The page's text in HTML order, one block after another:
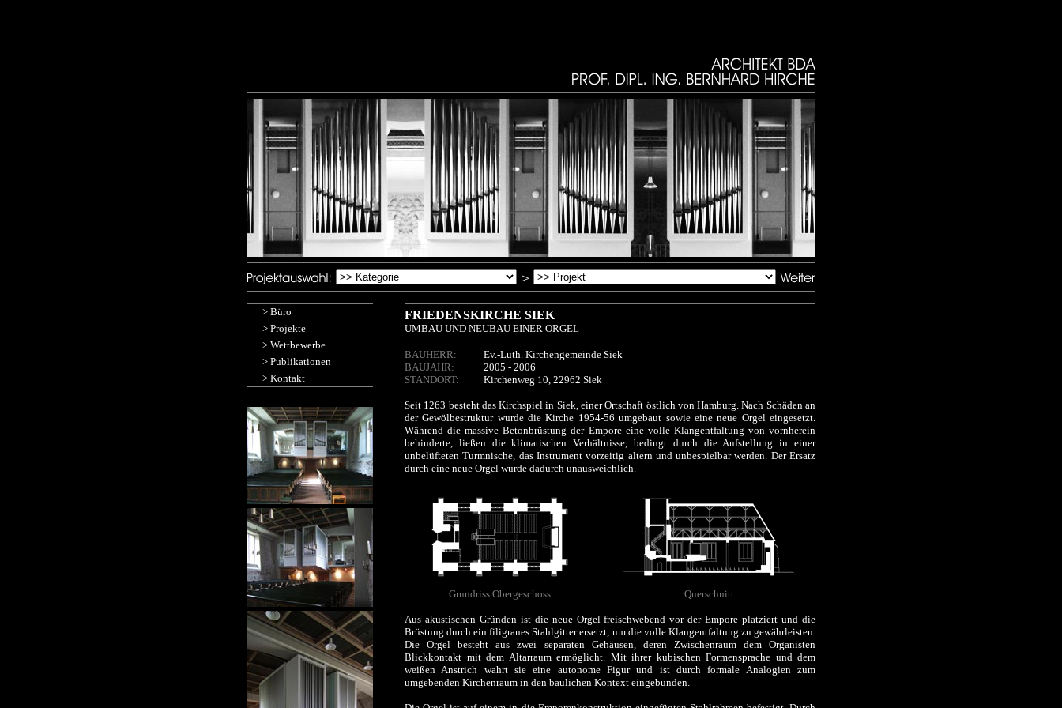
> Büro
> Projekte
> Wettbewerbe
> Publikationen
> Kontakt
FRIEDENSKIRCHE SIEK
UMBAU UND NEUBAU EINER ORGEL
BAUHERR:
Ev.-Luth. Kirchengemeinde Siek
BAUJAHR:
2005 - 2006
STANDORT:
Kirchenweg 10, 22962 Siek
Seit 1263 besteht das Kirchspiel in Siek, einer Ortschaft östlich von Hamburg. Nach Schäden an
der Gewölbestruktur wurde die Kirche 1954-56 umgebaut sowie eine neue Orgel eingesetzt.
Während die massive Betonbrüstung der Empore eine volle Klangentfaltung von vornherein
behinderte, ließen die klimatischen Verhältnisse, bedingt durch die Aufstellung in einer
unbelüfteten Turmnische, das Instrument vorzeitig altern und unbespielbar werden. Der Ersatz
durch eine neue Orgel wurde dadurch unausweichlich.
Grundriss Obergeschoss Querschnitt
Aus akustischen Gründen ist die neue Orgel freischwebend vor der Empore platziert und die
Brüstung durch ein filigranes Stahlgitter ersetzt, um die volle Klangentfaltung zu gewährleisten.
Die Orgel besteht aus zwei separaten Gehäusen, deren Zwischenraum dem Organisten
Blickkontakt mit dem Altarraum ermöglicht. Mit ihrer kubischen Formensprache und dem
weißen Anstrich wahrt sie eine autonome Figur und ist durch formale Analogien zum
umgebenden Kirchenraum in den baulichen Kontext eingebunden.